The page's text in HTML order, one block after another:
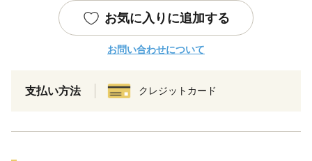
お気に入りに追加する
お問い合わせについて
支払い方法 クレジットカード